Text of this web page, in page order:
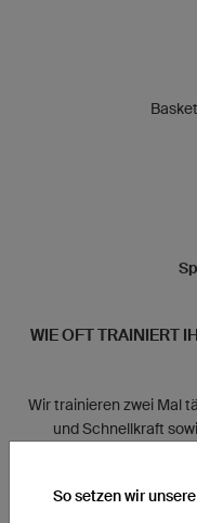
WIE OFT TRAINIERT
Wir trainieren zwei Mal
und Schnellkraft
So setzen wir